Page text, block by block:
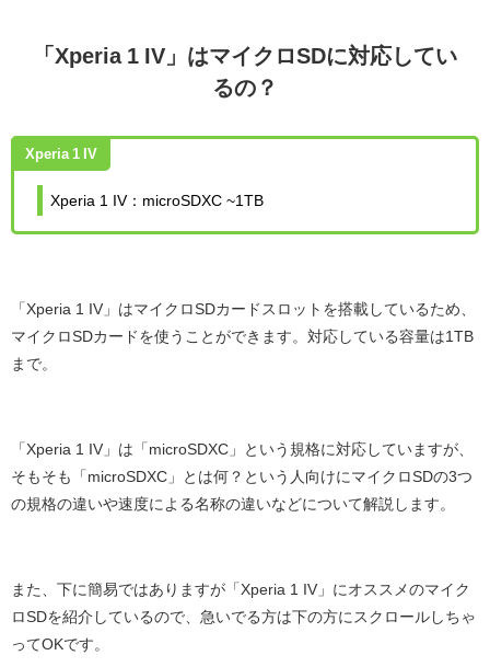
「Xperia 1 IV」はマイクロSDに対応してい
るの？
Xperia 1 IV
Xperia 1 IV：microSDXC ~1TB
「Xperia 1 IV」はマイクロSDカードスロットを搭載しているため、
マイクロSDカードを使うことができます。対応している容量は1TB
まで。
「Xperia 1 IV」は「microSDXC」という規格に対応していますが、
そもそも「microSDXC」とは何？という人向けにマイクロSDの3つ
の規格の違いや速度による名称の違いなどについて解説します。
また、下に簡易ではありますが「Xperia 1 IV」にオススメのマイク
ロSDを紹介しているので、急いでる方は下の方にスクロールしちゃ
ってOKです。